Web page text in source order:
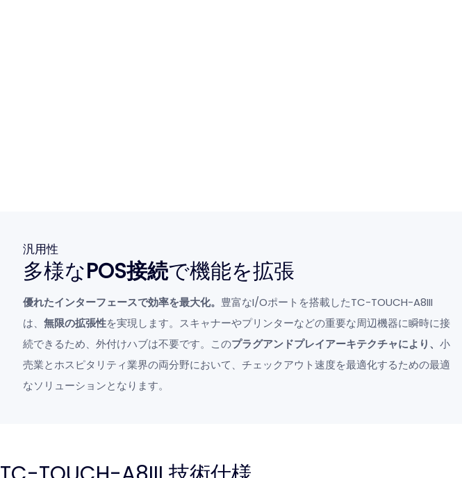
汎用性
多様なPOS接続で機能を拡張
優れたインターフェースで効率を最大化。 豊富なI/Oポートを搭載したTC-TOUCH-A8III
は、無限の拡張性を実現します。スキャナーやプリンターなどの重要な周辺機器に瞬時に接
続できるため、外付けハブは不要です。このプラグアンドプレイアーキテクチャにより、小
売業とホスピタリティ業界の両分野において、チェックアウト速度を最適化するための最適
なソリューションとなります。